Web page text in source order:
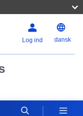
Log ind dansk